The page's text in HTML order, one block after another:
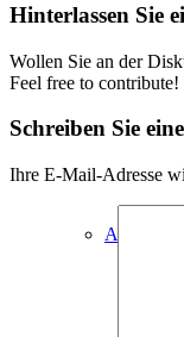
Aluminium
Hinterlassen Sie
Wollen Sie an der
Feel free to contribute!
Schreiben Sie
Ihre E-Mail-Adresse